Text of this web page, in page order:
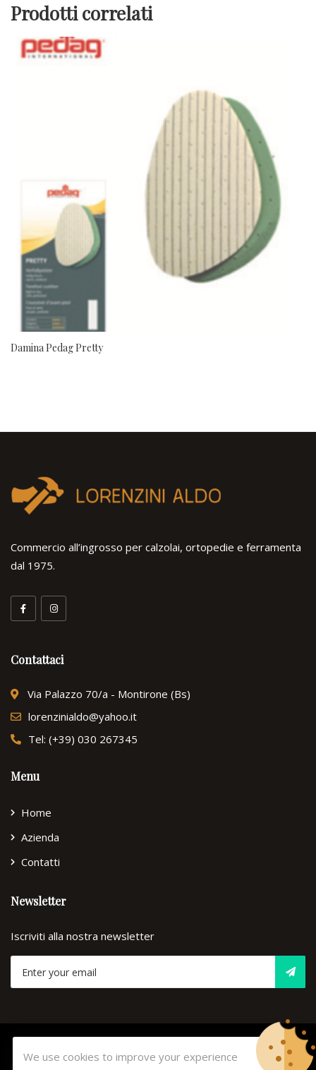
Prodotti correlati
Damina Pedag Pretty
Commercio all’ingrosso per calzolai, ortopedie e ferramenta
dal 1975.
Contattaci
Via Palazzo 70/a - Montirone (Bs)
lorenzinialdo@yahoo.it
Tel: (+39) 030 267345
Menu
Home
Azienda
Contatti
Newsletter
Iscriviti alla nostra newsletter
© Copyright 2026LorenziniTutti i diritti riservati. -
Privacy
We use cookies to improve your experience